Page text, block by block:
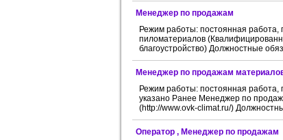
Менеджер по продажам
Режим работы: постоянная
пиломатериалов
благоустройство) Должностные
Менеджер по продажам
Режим работы: постоянная
указано Ранее Менеджер по
(http://www.ovk-climat.ru/)
Оператор , Менеджер по продажам